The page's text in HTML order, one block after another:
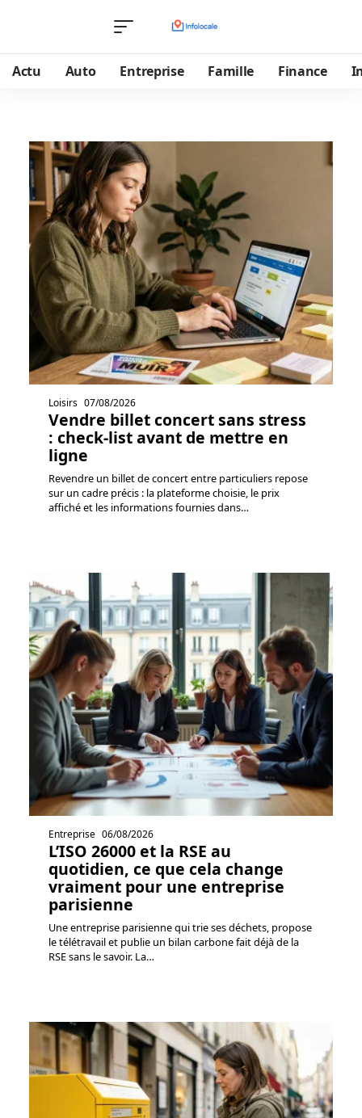
Actu Auto Entreprise Famille Finance
Loisirs 07/08/2026
Vendre billet concert sans stress
: check-list avant de mettre en
ligne
Revendre un billet de concert entre particuliers repose
sur un cadre précis : la plateforme choisie, le prix
affiché et les informations fournies dans…
Entreprise 06/08/2026
L’ISO 26000 et la RSE au
quotidien, ce que cela change
vraiment pour une entreprise
parisienne
Une entreprise parisienne qui trie ses déchets, propose
le télétravail et publie un bilan carbone fait déjà de la
RSE sans le savoir. La…